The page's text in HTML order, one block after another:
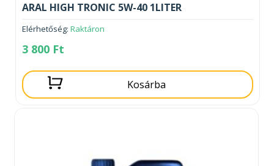
ARAL HIGH TRONIC 5W-40 1LITER
Elérhetőség: Raktáron
3 800 Ft
Kosárba